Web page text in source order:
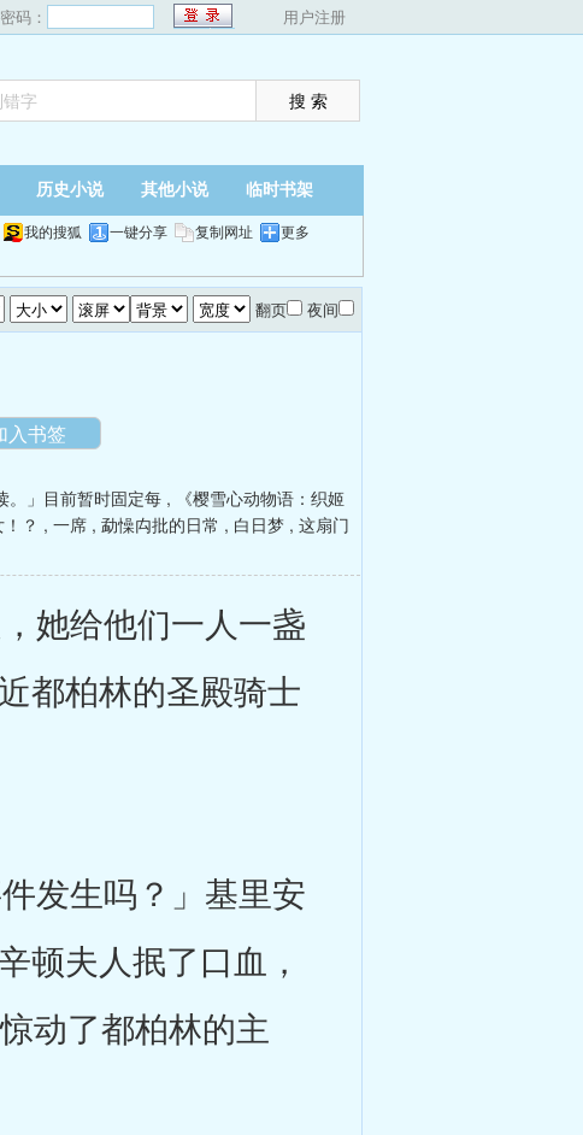
密码： 用户注册
历史小说 其他小说 临时书架
我的搜狐 一键分享 复制网址 更多
翻页 夜间
入书签
。」目前暂时固定每 ,
《樱雪心动物语：织姬
？ , 一席 , 勐懆禸批的日常 , 白日梦 , 这扇门
她给他们一人一盏
都柏林的圣殿骑士
发生吗？」基里安
顿夫人抿了口血，
动了都柏林的主